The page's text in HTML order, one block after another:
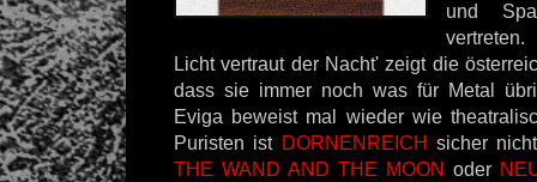
und
Licht vertraut der Nacht' zeigt die
dass sie immer noch was für Metal
Eviga beweist mal wieder wie
Puristen ist DORNENREICH sicher
THE WAND AND THE MOON oder